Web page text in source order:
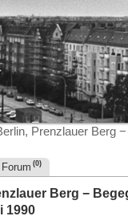
Prenzlauer Berg
Forum (0)
Berg −
1990